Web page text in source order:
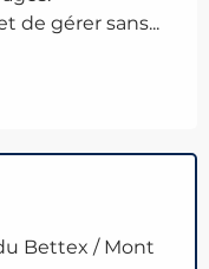
de gérer sans...
Bettex / Mont